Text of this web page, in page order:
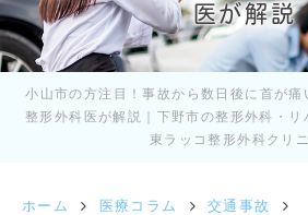
医が解説
小山市の方注目！事故から数日後に首が
整形外科医が解説｜下野市の整形外科・リ
東ラッコ整形外科クリ
ホーム 医療コラム
交通事故